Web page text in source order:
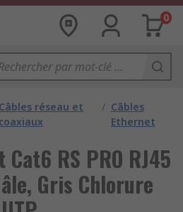
0
Câbles réseau et
coaxiaux
/ Câbles
Ethernet
RS PRO RJ45
Gris Chlorure